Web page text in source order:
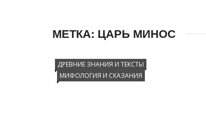
МЕТКА: ЦАРЬ МИНОС
ДРЕВНИЕ ЗНАНИЯ И ТЕКСТЫ
МИФОЛОГИЯ И СКАЗАНИЯ